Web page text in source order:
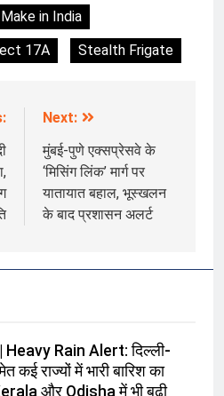
Make in India
17A Stealth Frigate
Next:
मुंबई-पुणे एक्सप्रेसवे के
‘मिसिंग लिंक’ मार्ग पर
यातायात बहाल, भूस्खलन
के बाद प्रशासन अलर्ट
| Heavy Rain Alert: दिल्ली-
कई राज्यों में भारी बारिश का
और Odisha में भी बढ़ी